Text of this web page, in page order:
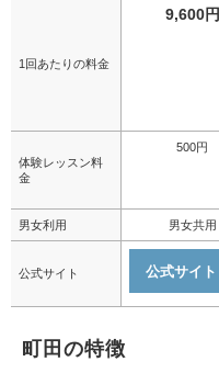
1回あたりの料金
9,600円
体験レッスン料
金
500円
男女利用 男女共用
公式サイト 公式サイト
町田の特徴